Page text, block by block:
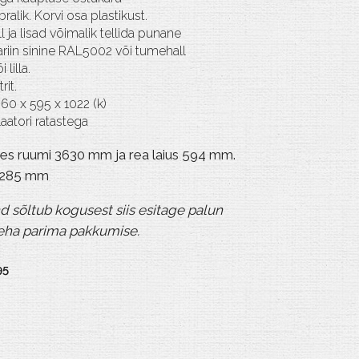
Korvi osa plastikust.
ja lisad võimalik tellida punane
sinine RAL5002 või tumehall
lilla.
x 595 x 1022 (k)
ratastega
ruumi 3630 mm ja rea laius 594 mm.
mm
sõltub kogusest siis esitage palun
parima pakkumise.